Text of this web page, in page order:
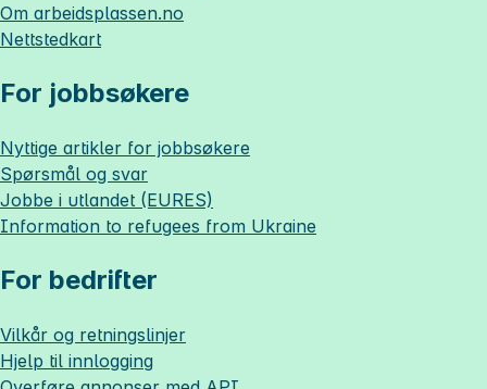
Om arbeidsplassen.no
Nettstedkart
For jobbsøkere
Nyttige artikler for jobbsøkere
Spørsmål og svar
Jobbe i utlandet (EURES)
Information to refugees from Ukraine
For bedrifter
Vilkår og retningslinjer
Hjelp til innlogging